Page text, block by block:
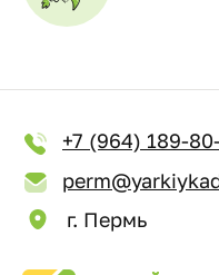
+7 (964) 189-
г. Пермь